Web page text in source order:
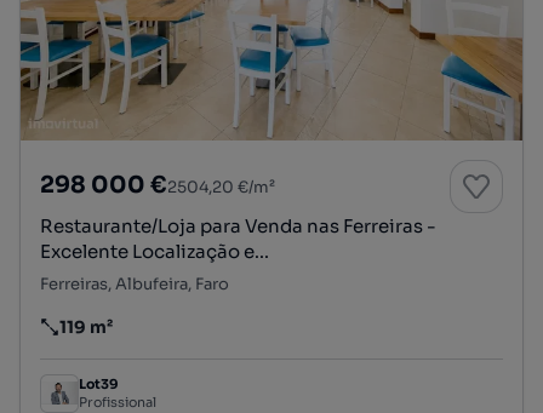
298 000 €2504,20 €/m²
Restaurante/Loja para Venda nas Ferreiras -
Excelente Localização e...
Ferreiras, Albufeira, Faro
Preço por metro quadrado
119 m²
Lot39
Profissional